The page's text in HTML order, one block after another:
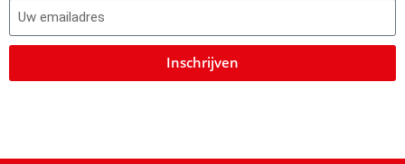
Inschrijven